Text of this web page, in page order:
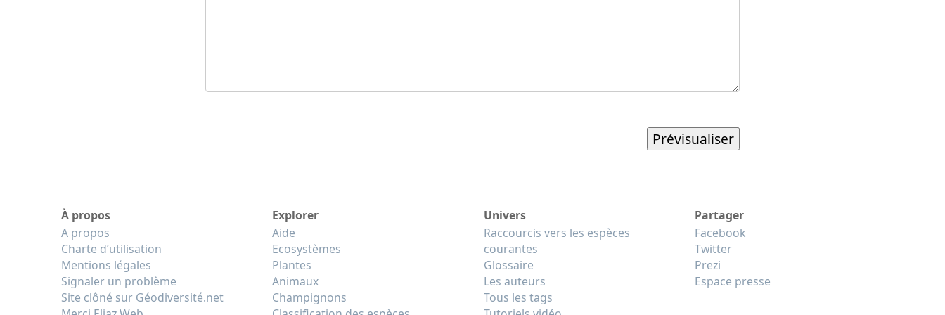
À propos
A propos
Charte d’utilisation
Mentions légales
Signaler un problème
Site clôné sur Géodiversité.net
Explorer
Aide
Ecosystèmes
Plantes
Animaux
Champignons
Univers
Raccourcis vers les espèces
courantes
Glossaire
Les auteurs
Tous les tags
Partager
Facebook
Twitter
Prezi
Espace presse